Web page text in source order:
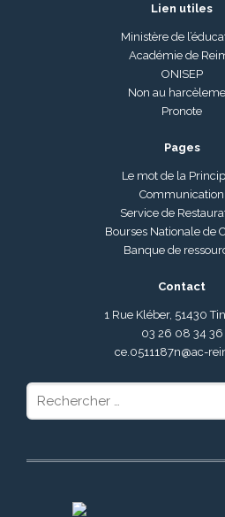
Lien utiles
Ministère de
Académie de
ONISEP
Non au
Pronote
Pages
Le mot de la
Communication
Service de
Bourses Nationale de
Banque de
Contact
1 Rue Kléber, 51430
03 26 08 34 36
ce.0511187n@ac-